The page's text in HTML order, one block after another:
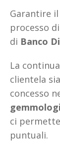
Garantire
processo
di Banco
La
clientela
concesso
ci
puntuali.